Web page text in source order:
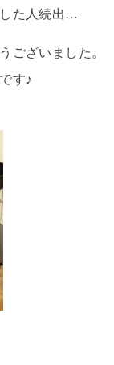
た人続出…
ございました。
す♪